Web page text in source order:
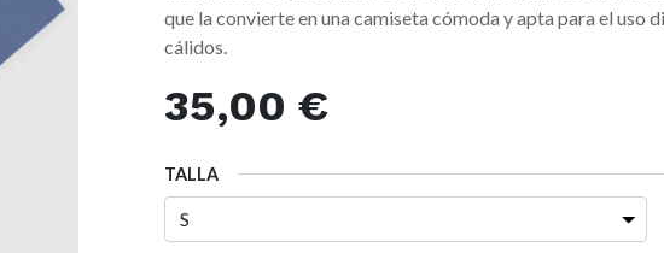
que la convierte en una camiseta cómoda y apta para el uso
cálidos.
35,00 €
TALLA